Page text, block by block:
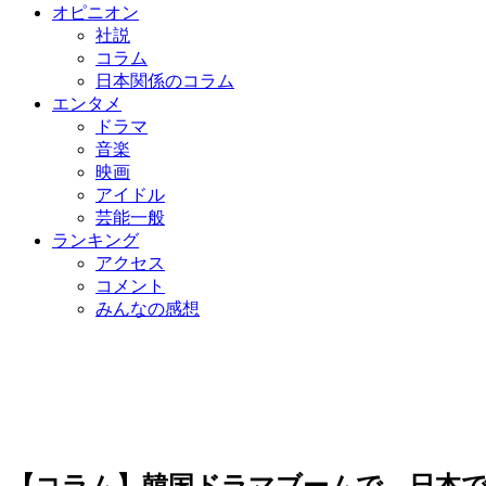
オピニオン
社説
コラム
日本関係のコラム
エンタメ
ドラマ
音楽
映画
アイドル
芸能一般
ランキング
アクセス
コメント
みんなの感想